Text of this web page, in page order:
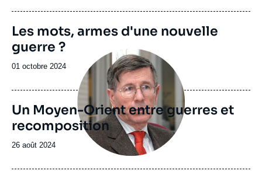
journal,
ou
Image
de
couverture
de
la
Les mots, armes d'une nouvelle
guerre ?
Date
publication
01 octobre 2024
principale
Un Moyen-Orient entre guerres et
recomposition
Date
publication
26 août 2024